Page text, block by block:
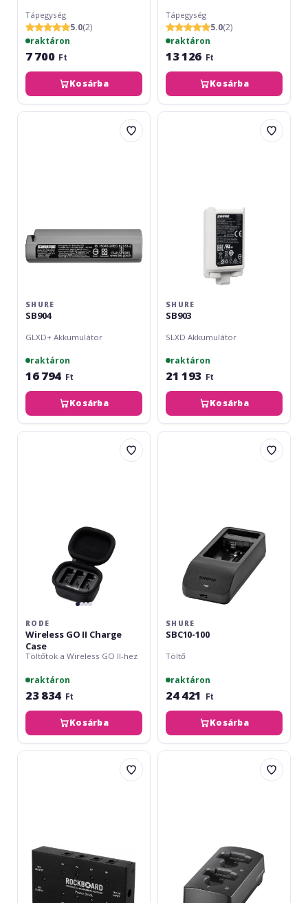
Tápegység
5.0(2)
raktáron
7 700 Ft
Kosárba
Tápegység
5.0(2)
raktáron
13 126 Ft
Kosárba
Shure
SHURE
SB904
GLXD+ Akkumulátor
raktáron
16 794 Ft
Kosárba
Shure
SHURE
SB903
SLXD Akkumulátor
raktáron
21 193 Ft
Kosárba
Rode
RODE
Wireless GO II Charge
Case
Töltőtok a Wireless GO II-hez
raktáron
23 834 Ft
Kosárba
Shure
SHURE
SBC10-100
Töltő
raktáron
24 421 Ft
Kosárba
RockBoard
Audio-